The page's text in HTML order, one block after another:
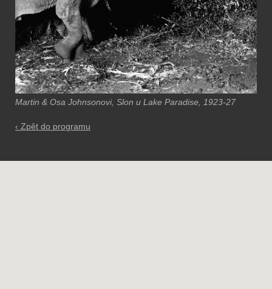
Martin & Osa Johnsonovi, Slon u Lake Paradise, 1923-27
‹ Zpět do programu